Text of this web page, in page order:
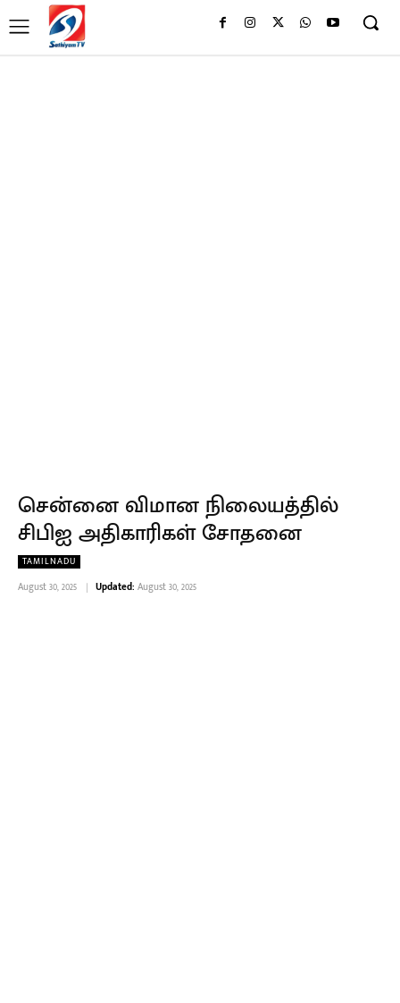
சென்னை விமான நிலையத்தில்
சிபிஐ அதிகாரிகள் சோதனை
TAMILNADU
August 30, 2025 Updated: August 30, 2025